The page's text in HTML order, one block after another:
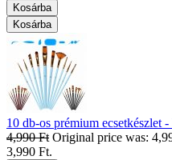
Kosárba
Kosárba
10 db-os prémium ecsetkészlet
4,990Ft Original price was:
3,990 Ft.